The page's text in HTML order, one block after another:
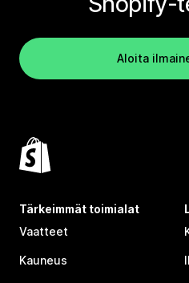
Aloita
Tärkeimmät toimialat
Vaatteet
Kauneus